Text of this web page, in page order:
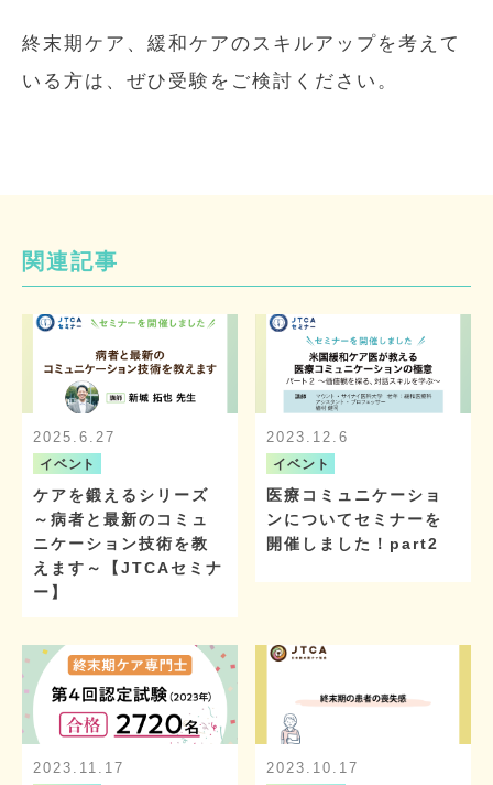
終末期ケア、緩和ケアのスキルアップを考えて
いる方は、ぜひ受験をご検討ください。
関連記事
2025.6.27
イベント
ケアを鍛えるシリーズ
～病者と最新のコミュ
ニケーション技術を教
えます～【JTCAセミナ
ー】
2023.12.6
イベント
医療コミュニケーショ
ンについてセミナーを
開催しました！part2
2023.11.17 2023.10.17